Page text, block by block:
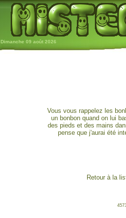
Dimanche 09 août 2026
Vous vous rappelez les
un bonbon quand on lui
des pieds et des mains
pense que j'aurai été
Retour à la